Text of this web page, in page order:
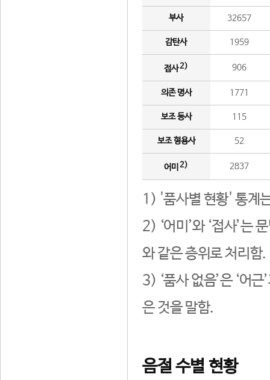
부사 32657
감탄사 1959
접사2) 906
의존 명사 1771
보조 동사 115
보조 형용사 52
어미 2) 2837
1) '품사별 현황' 통계
2) ‘어미’와 ‘접사’는
와 같은 층위로 처리함.
3) ‘품사 없음’은 ‘어
은 것을 말함.
음절 수별 현황